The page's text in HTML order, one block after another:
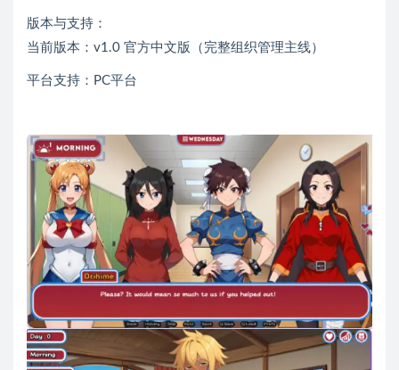
版本与支持：
当前版本：v1.0 官方中文版（完整组织管理主线）
平台支持：PC平台